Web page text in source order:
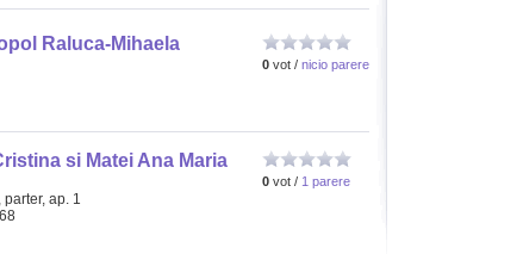
0 vot / nicio parere
Raluca-Mihaela
0 vot / 1 parere
si Matei Ana Maria
ap. 1